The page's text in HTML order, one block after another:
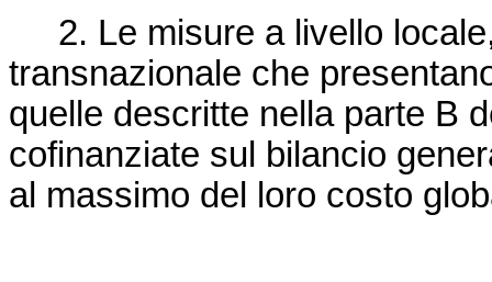
2. Le misure a livello
transnazionale che
quelle descritte nella parte B
cofinanziate sul bilancio
al massimo del loro costo